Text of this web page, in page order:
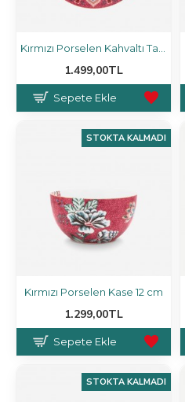
1.499,00TL
Sepete Ekle
STOKTA KALMADI
Kırmızı Porselen Kase 12 cm
1.299,00TL
Sepete Ekle
STOKTA KALMADI